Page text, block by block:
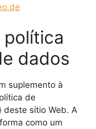
política
dados
suplemento à
de
deste sítio Web. A
como um